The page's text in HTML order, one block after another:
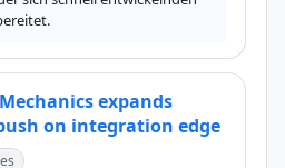
expands
on integration edge